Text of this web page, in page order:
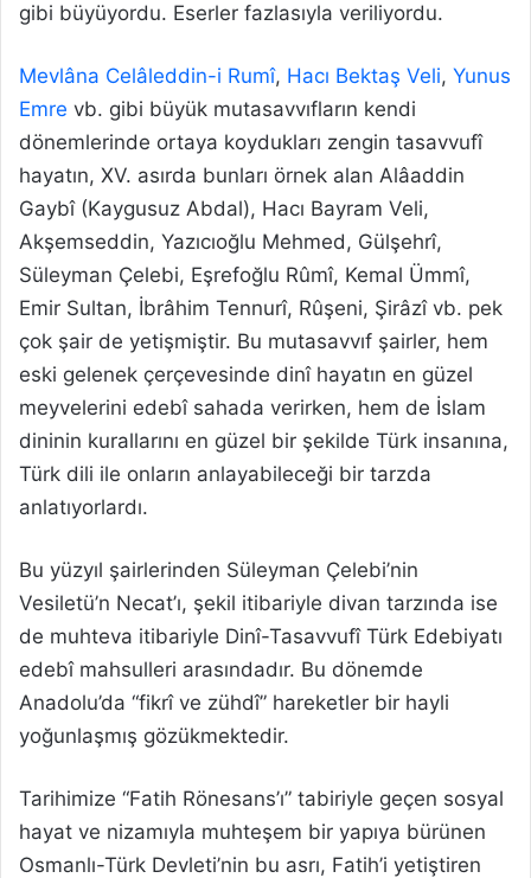
gibi büyüyordu. Eserler fazlasıyla veriliyordu.
Mevlâna Celâleddin-i Rumî, Hacı Bektaş Veli, Yunus
Emre vb. gibi büyük mutasavvıfların kendi
dönemlerinde ortaya koydukları zengin tasavvufî
hayatın, XV. asırda bunları örnek alan Alâaddin
Gaybî (Kaygusuz Abdal), Hacı Bayram Veli,
Akşemseddin, Yazıcıoğlu Mehmed, Gülşehrî,
Süleyman Çelebi, Eşrefoğlu Rûmî, Kemal Ümmî,
Emir Sultan, İbrâhim Tennurî, Rûşeni, Şirâzî vb. pek
çok şair de yetişmiştir. Bu mutasavvıf şairler, hem
eski gelenek çerçevesinde dinî hayatın en güzel
meyvelerini edebî sahada verirken, hem de İslam
dininin kurallarını en güzel bir şekilde Türk insanına,
Türk dili ile onların anlayabileceği bir tarzda
anlatıyorlardı.
Bu yüzyıl şairlerinden Süleyman Çelebi’nin
Vesiletü’n Necat’ı, şekil itibariyle divan tarzında ise
de muhteva itibariyle Dinî-Tasavvufî Türk Edebiyatı
edebî mahsulleri arasındadır. Bu dönemde
Anadolu’da “fikrî ve zühdî” hareketler bir hayli
yoğunlaşmış gözükmektedir.
Tarihimize “Fatih Rönesans’ı” tabiriyle geçen sosyal
hayat ve nizamıyla muhteşem bir yapıya bürünen
Osmanlı-Türk Devleti’nin bu asrı, Fatih’i yetiştiren